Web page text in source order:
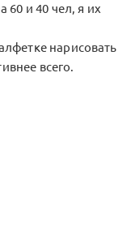
60 и 40 чел, я их
нарисовать
всего.